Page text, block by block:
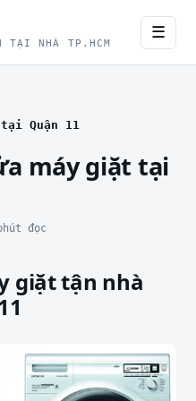
TẠI NHÀ TP.HCM
☰
Quận 11
máy giặt tại
đọc
giặt tận nhà